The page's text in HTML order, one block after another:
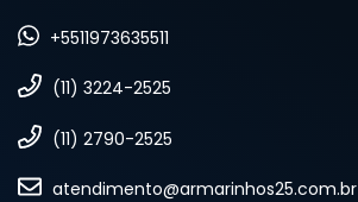
+5511973635511
(11) 3224-2525
(11) 2790-2525
atendimento@armarinhos25.com.br